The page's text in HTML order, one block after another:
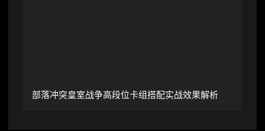
部落冲突皇室战争高段位卡组搭配实战效果解析